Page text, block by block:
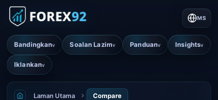
Bandingkanv Soalan Lazimv Panduanv Insightsv
Iklankanv
MS
Laman Utama Compare